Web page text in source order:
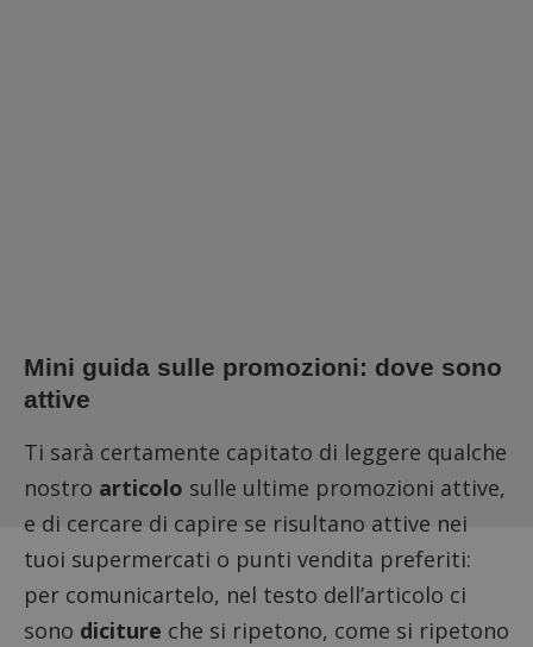
Mini guida sulle promozioni: dove sono
attive
Ti sarà certamente capitato di leggere qualche
nostro articolo sulle ultime promozioni attive,
e di cercare di capire se risultano attive nei
tuoi supermercati o punti vendita preferiti:
per comunicartelo, nel testo dell’articolo ci
sono diciture che si ripetono, come si ripetono